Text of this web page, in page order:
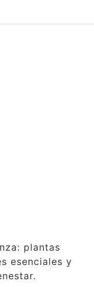
plantas
esenciales y